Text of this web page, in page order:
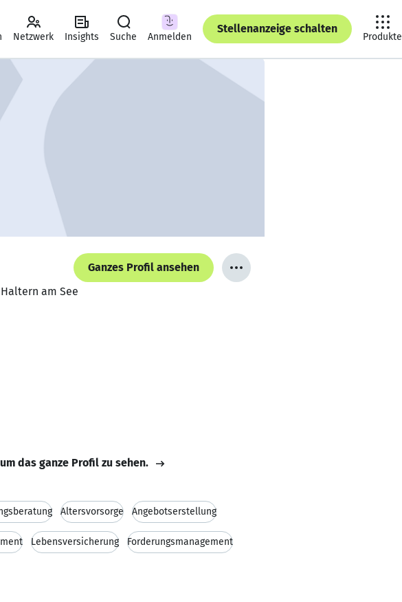
Netzwerk Insights Suche Anmelden
Stellenanzeige schalten
Produkte
Ganzes Profil ansehen
am See
das ganze Profil zu sehen.
Altersvorsorge Angebotserstellung
Lebensversicherung Forderungsmanagement